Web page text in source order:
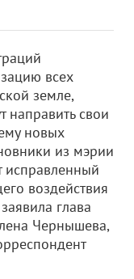
всех
земле,
направить свои
новых
из мэрии
исправленный
воздействия
глава
Чернышева,